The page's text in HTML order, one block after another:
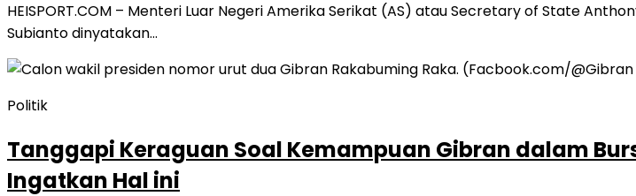
HEISPORT.COM – Menteri Luar Negeri Amerika Serikat (AS) atau Secretary of State
Subianto dinyatakan…
Politik
Tanggapi Keraguan Soal Kemampuan Gibran dalam
Ingatkan Hal ini